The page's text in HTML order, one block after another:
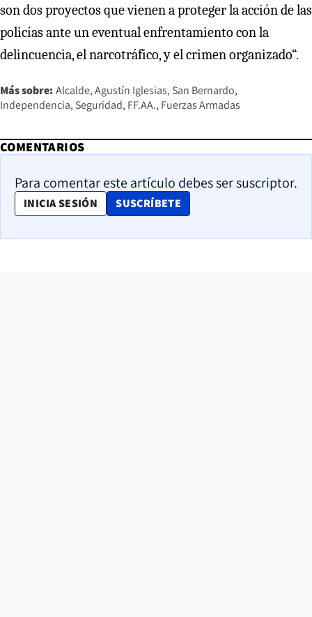
son dos proyectos que vienen a proteger la acción de las
policías ante un eventual enfrentamiento con la
delincuencia, el narcotráfico, y el crimen organizado“.
Más sobre: Alcalde Agustín Iglesias San Bernardo
Independencia Seguridad FF.AA. Fuerzas Armadas
COMENTARIOS
Para comentar este artículo debes ser suscriptor.
INICIA SESIÓN SUSCRÍBETE
OPENS IN NEW WINDOW